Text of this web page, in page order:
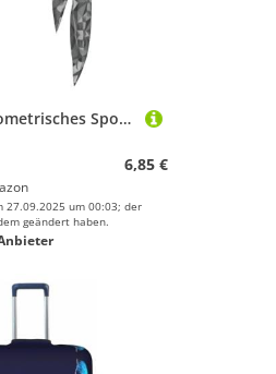
Schwarzes geometrisches Sport-Stirnband, doppelseitig, atmungsaktiv, schweißableitend, für Laufen, Tennis, Radfahren
6,85 €
um 00:03; der
geändert haben.